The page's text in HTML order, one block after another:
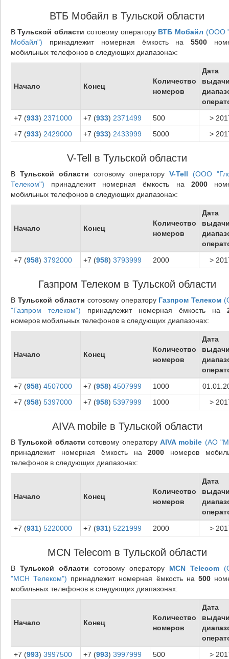
ВТБ Мобайл в Тульской области
ВТульской области сотовому оператору ВТБ Мобайл (ООО
Мобайл") принадлежит номерная ёмкость на5500
мобильных телефонов в следующих диапазонах:
Начало Конец
Количество
номеров
Дата
+7 (933) 2371000 +7 (933) 2371499 500
>
+7 (933) 2429000 +7 (933) 2433999 5000 >
V-Tell в Тульской области
В Тульской области сотовому операторуV-Tell (ООО
Телеком") принадлежит номерная ёмкость на2000
мобильных телефонов в следующих диапазонах:
Начало Конец
Количество
номеров
Дата
+7 (958) 3792000 +7 (958) 3793999 2000 >
Газпром Телеком в Тульской области
В Тульской области сотовому оператору Газпром Телеком
"Газпром телеком") принадлежит номерная ёмкость на
номеров мобильных телефонов в следующих диапазонах:
Начало Конец
Количество
номеров
Дата
+7 (958) 4507000 +7 (958) 4507999 1000
+7 (958) 5397000 +7 (958) 5397999 1000 >
AIVA mobile в Тульской области
ВТульской области сотовому оператору AIVA mobile (АО
принадлежит номерная ёмкость на2000 номеров
телефонов в следующих диапазонах:
Начало Конец
Количество
номеров
Дата
+7 (931) 5220000 +7 (931) 5221999 2000 >
MCN Telecom в Тульской области
В Тульской области сотовому оператору MCN Telecom
"МСН Телеком") принадлежит номерная ёмкость на500
мобильных телефонов в следующих диапазонах:
Начало Конец
Количество
номеров
Дата
+7 (993) 3997500 +7 (993) 3997999 500 >